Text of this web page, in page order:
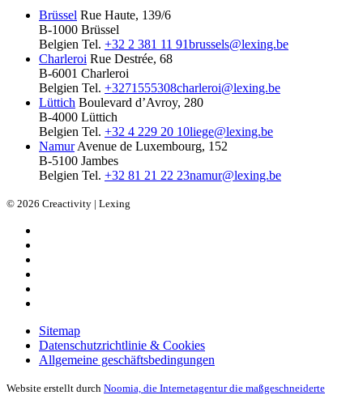
Brüssel Rue Haute, 139/6
B-1000 Brüssel
Belgien Tel. +32 2 381 11 91brussels@lexing.be
Charleroi Rue Destrée, 68
B-6001 Charleroi
Belgien Tel. +3271555308charleroi@lexing.be
Lüttich Boulevard d’Avroy, 280
B-4000 Lüttich
Belgien Tel. +32 4 229 20 10liege@lexing.be
Namur Avenue de Luxembourg, 152
B-5100 Jambes
Belgien Tel. +32 81 21 22 23namur@lexing.be
© 2026 Creactivity | Lexing
Sitemap
Datenschutzrichtlinie & Cookies
Allgemeine geschäftsbedingungen
Website erstellt durch Noomia, die Internetagentur die maßgeschneiderte